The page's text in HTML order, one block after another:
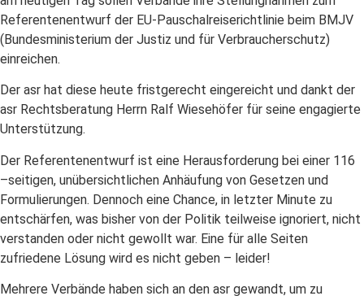
Referentenentwurf der EU-Pauschalreiserichtlinie beim BMJV
(Bundesministerium der Justiz und für Verbraucherschutz)
einreichen.
Der asr hat diese heute fristgerecht eingereicht und dankt der
asr Rechtsberatung Herrn Ralf Wiesehöfer für seine engagierte
Unterstützung.
Der Referentenentwurf ist eine Herausforderung bei einer 116
–seitigen, unübersichtlichen Anhäufung von Gesetzen und
Formulierungen. Dennoch eine Chance, in letzter Minute zu
entschärfen, was bisher von der Politik teilweise ignoriert, nicht
verstanden oder nicht gewollt war. Eine für alle Seiten
zufriedene Lösung wird es nicht geben – leider!
Mehrere Verbände haben sich an den asr gewandt, um zu